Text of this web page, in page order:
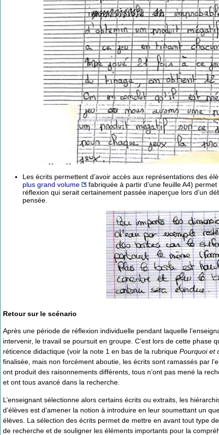
Les écrits permettent d’avoir accès aux représentations des
plus grand volume
fabriquée à partir d’une feuille A4)
réflexion qui serait certainement passée inaperçue lors d’un
pensée.
Retour sur le scénario
Après une période de réflexion individuelle pendant laquelle
intervenir, le travail se poursuit en groupe. C’est lors de cette phase
réticence didactique (voir la note 1 en bas de la rubrique Pourquoi et
finalisée, mais non forcément aboutie, les écrits sont ramassés par
ont produit des raisonnements différents, tous n’ont pas mené la
et ont tous avancé dans la recherche.
L’enseignant sélectionne alors certains écrits ou extraits, les
d’élèves est d’amener la notion à introduire en leur soumettant un
élèves. La sélection des écrits permet de mettre en avant tout type
de recherche et de souligner les éléments importants pour la